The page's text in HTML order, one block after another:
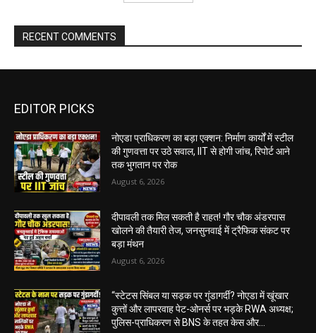
RECENT COMMENTS
EDITOR PICKS
नोएडा प्राधिकरण का बड़ा एक्शन: निर्माण कार्यों में स्टील
की गुणवत्ता पर उठे सवाल, IIT से होगी जांच, रिपोर्ट आने
तक भुगतान पर रोक
August 6, 2026
दीपावली तक मिल सकती है राहत! गौर चौक अंडरपास
खोलने की तैयारी तेज, जनसुनवाई में ट्रैफिक संकट पर
बड़ा मंथन
August 6, 2026
“स्टेटस सिंबल या सड़क पर गुंडागर्दी? नोएडा में खूंखार
कुत्तों और लापरवाह पेट-ओनर्स पर भड़के RWA अध्यक्ष;
पुलिस-प्राधिकरण से BNS के तहत केस और...